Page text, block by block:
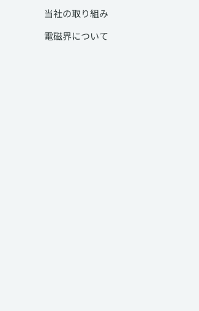
当社の取り組み
電磁界について